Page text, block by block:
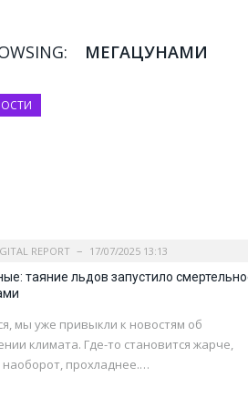
МЕГАЦУНАМИ
REPORT 17/07/2025 13:13
таяние льдов запустило
мы уже привыкли к новостям об
климата. Где-то становится жарче,
наоборот, прохладнее.…